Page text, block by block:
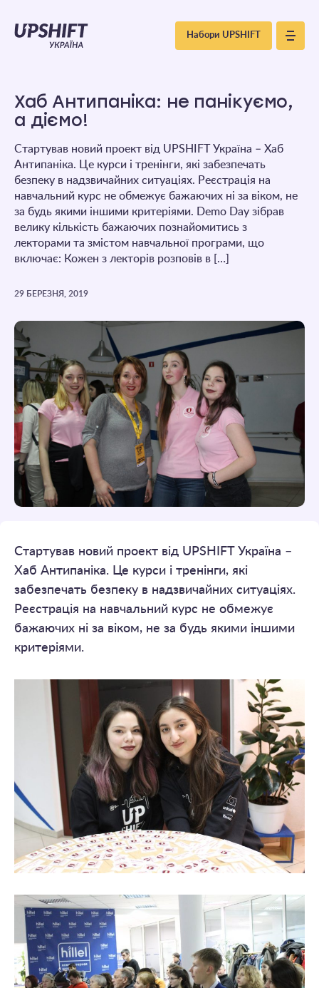
Upshift
Україна
Набори UPSHIFT
Хаб Антипаніка: не панікуємо,
а діємо!
Стартував новий проект від UPSHIFT Україна – Хаб
Антипаніка. Це курси і тренінги, які забезпечать
безпеку в надзвичайних ситуаціях. Реєстрація на
навчальний курс не обмежує бажаючих ні за віком, не
за будь якими іншими критеріями. Demo Day зібрав
велику кількість бажаючих познайомитись з
лекторами та змістом навчальної програми, що
включає: Кожен з лекторів розповів в […]
29 БЕРЕЗНЯ, 2019
Стартував новий проект від UPSHIFT Україна –
Хаб Антипаніка. Це курси і тренінги, які
забезпечать безпеку в надзвичайних ситуаціях.
Реєстрація на навчальний курс не обмежує
бажаючих ні за віком, не за будь якими іншими
критеріями.